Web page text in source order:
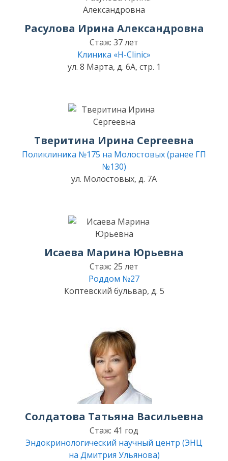
Расулова Ирина Александровна
Стаж: 37 лет
Клиника «H-Clinic»
ул. 8 Марта, д. 6А, стр. 1
Тверитина Ирина Сергеевна
Поликлиника №175 на Молостовых (ранее ГП
№130)
ул. Молостовых, д. 7А
Исаева Марина Юрьевна
Стаж: 25 лет
Роддом №27
Коптевский бульвар, д. 5
Солдатова Татьяна Васильевна
Стаж: 41 год
Эндокринологический научный центр (ЭНЦ
на Дмитрия Ульянова)